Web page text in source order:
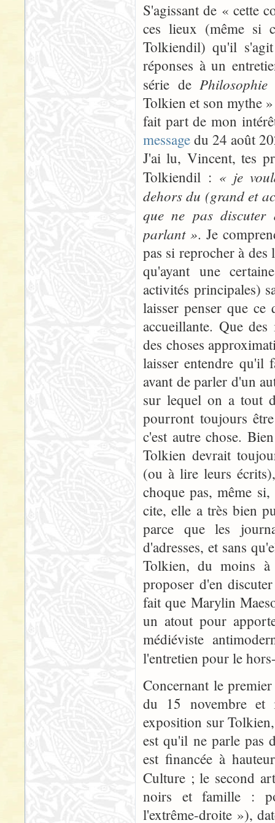
S'agissant de « cette
ces lieux (même si
Tolkiendil) qu'il
réponses à un
série dePhilosophie
Tolkien et son mythe
fait part de mon
message du 24 août
J'ai lu, Vincent, tes
Tolkiendil : « je
dehors du (grand et
que ne pas discuter
parlant ». Je
pas si reprocher à
qu'ayant une
activités principales)
laisser penser que
accueillante. Que
des choses
laisser entendre qu'il
avant de parler d'un
sur lequel on a tout
pourront toujours
c'est autre chose.
Tolkien devrait
(ou à lire leurs
choque pas, même
cite, elle a très bien
parce que les
d'adresses, et sans
Tolkien, du moins
proposer d'en
fait que Marylin
un atout pour
médiéviste
l'entretien pour le
Concernant le
du 15 novembre
exposition sur
est qu'il ne parle pas
est financée à
Culture ; le second
noirs et famille :
l'extrême-droite »),